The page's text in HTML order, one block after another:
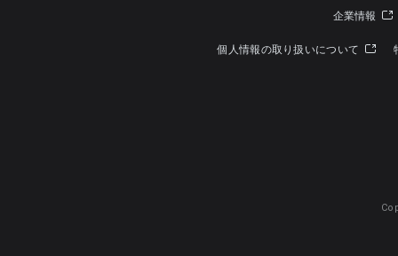
企業情報
個人情報の取り扱いについて